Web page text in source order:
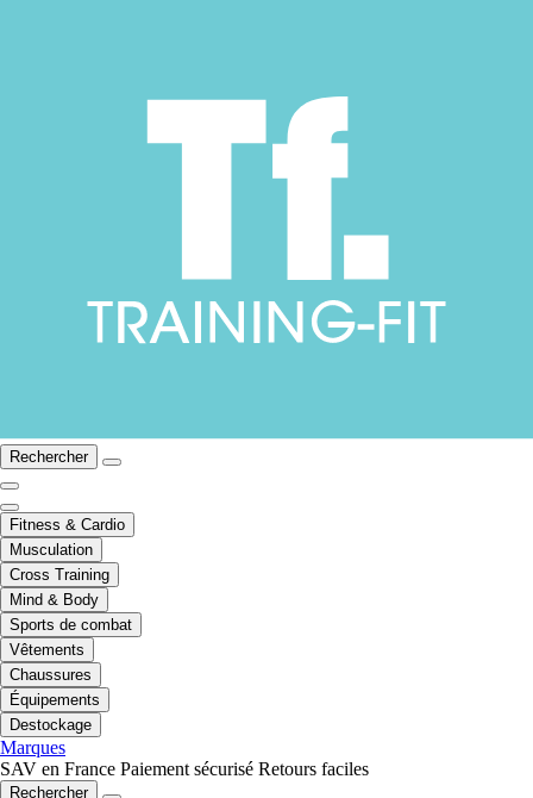
Rechercher
Fitness & Cardio
Musculation
Cross Training
Mind & Body
Sports de combat
Vêtements
Chaussures
Équipements
Destockage
Marques
SAV en France Paiement sécurisé Retours faciles
Rechercher